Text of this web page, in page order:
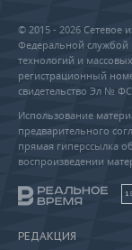
© 2015 - 2026 Сетевое
Федеральной службой
технологий и
регистрационный
свидетельство Эл № ФС
Использование
предварительного
прямая гиперссылка
воспроизведении
РЕДАКЦИЯ